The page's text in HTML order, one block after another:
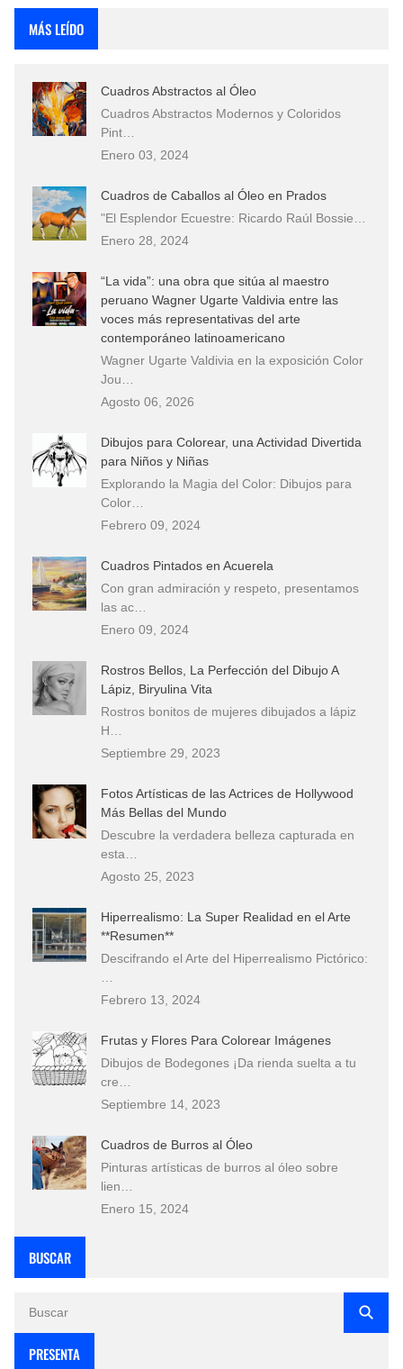
MÁS LEÍDO
Cuadros Abstractos al Óleo
Cuadros Abstractos Modernos y Coloridos
Pint…
Enero 03, 2024
Cuadros de Caballos al Óleo en Prados
"El Esplendor Ecuestre: Ricardo Raúl Bossie…
Enero 28, 2024
“La vida”: una obra que sitúa al maestro
peruano Wagner Ugarte Valdivia entre las
voces más representativas del arte
contemporáneo latinoamericano
Wagner Ugarte Valdivia en la exposición Color
Jou…
Agosto 06, 2026
Dibujos para Colorear, una Actividad Divertida
para Niños y Niñas
Explorando la Magia del Color: Dibujos para
Color…
Febrero 09, 2024
Cuadros Pintados en Acuerela
Con gran admiración y respeto, presentamos
las ac…
Enero 09, 2024
Rostros Bellos, La Perfección del Dibujo A
Lápiz, Biryulina Vita
Rostros bonitos de mujeres dibujados a lápiz
H…
Septiembre 29, 2023
Fotos Artísticas de las Actrices de Hollywood
Más Bellas del Mundo
Descubre la verdadera belleza capturada en
esta…
Agosto 25, 2023
Hiperrealismo: La Super Realidad en el Arte
**Resumen**
Descifrando el Arte del Hiperrealismo Pictórico:
Febrero 13, 2024
Frutas y Flores Para Colorear Imágenes
Dibujos de Bodegones ¡Da rienda suelta a tu
cre…
Septiembre 14, 2023
Cuadros de Burros al Óleo
Pinturas artísticas de burros al óleo sobre
lien…
Enero 15, 2024
BUSCAR
PRESENTA